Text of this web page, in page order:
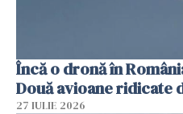
Încă o dronă în
Două avioane ridicate
27 IULIE 2026